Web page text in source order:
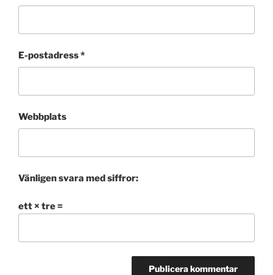
E-postadress*
Webbplats
Vänligen svara med siffror:
ett × tre =